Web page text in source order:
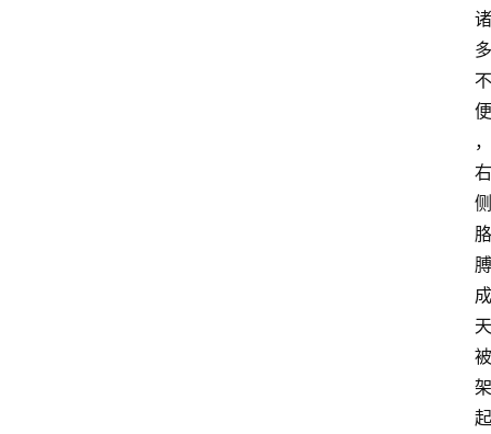
诸
多
不
便
，
右
侧
胳
膊
成
天
被
架
起